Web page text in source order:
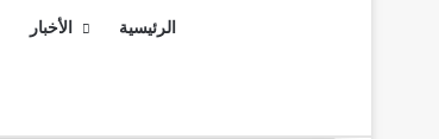
الرئيسية الأخبار